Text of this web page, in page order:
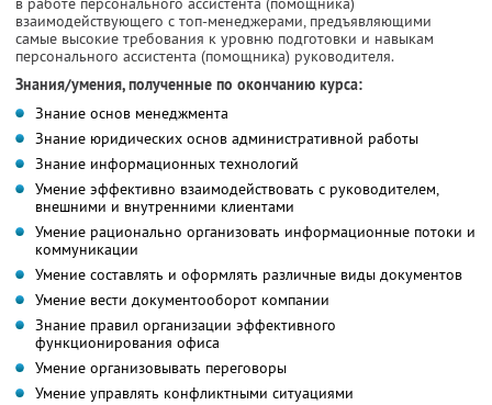
взаимодействующего с топ-менеджерами, предъявляющими
самые высокие требования к уровню подготовки и навыкам
персонального ассистента (помощника) руководителя.
Знания/умения, полученные по окончанию курса:
Знание основ менеджмента
Знание юридических основ административной работы
Знание информационных технологий
Умение эффективно взаимодействовать с руководителем,
внешними и внутренними клиентами
Умение рационально организовать информационные потоки и
коммуникации
Умение составлять и оформлять различные виды документов
Умение вести документооборот компании
Знание правил организации эффективного
функционирования офиса
Умение организовывать переговоры
Умение управлять конфликтными ситуациями